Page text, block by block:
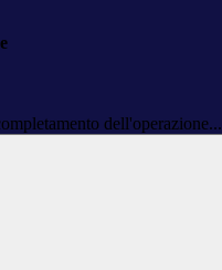
dell'operazione...